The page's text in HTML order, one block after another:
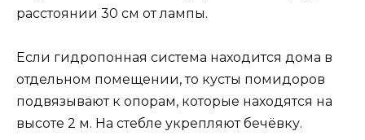
расстоянии 30 см от лампы.
Если гидропонная система находится дома в
отдельном помещении, то кусты помидоров
подвязывают к опорам, которые находятся на
высоте 2 м. На стебле укрепляют бечёвку.